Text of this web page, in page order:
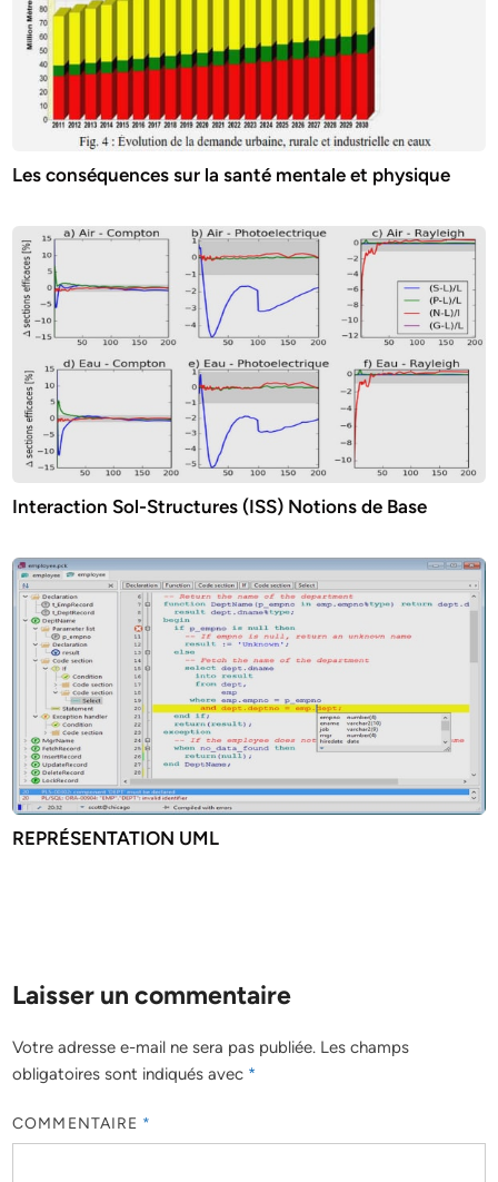
Les conséquences sur la santé mentale et physique
Interaction Sol-Structures (ISS) Notions de Base
REPRÉSENTATION UML
Laisser un commentaire
Votre adresse e-mail ne sera pas publiée. Les champs
obligatoires sont indiqués avec *
COMMENTAIRE *